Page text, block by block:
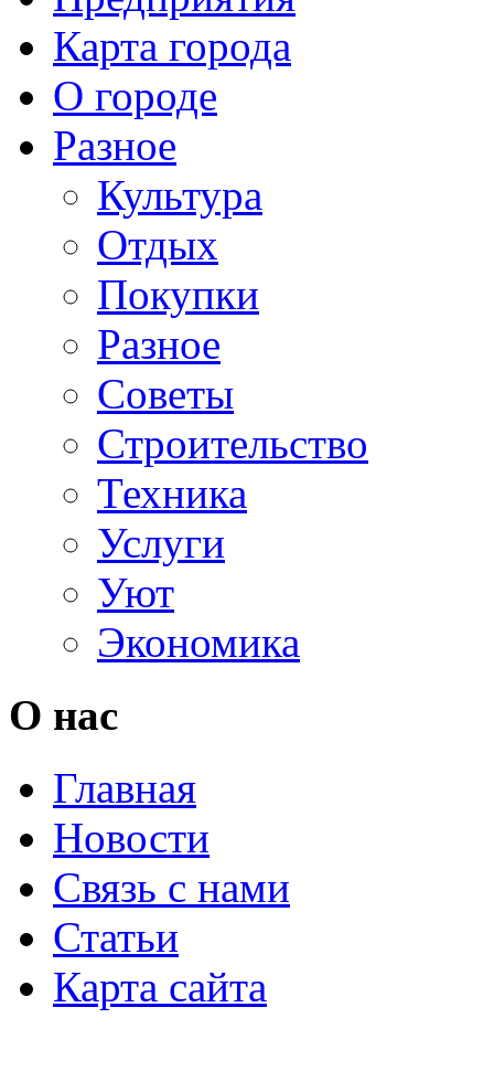
Карта города
О городе
Разное
Культура
Отдых
Покупки
Разное
Советы
Строительство
Техника
Услуги
Уют
Экономика
О нас
Главная
Новости
Связь с нами
Статьи
Карта сайта